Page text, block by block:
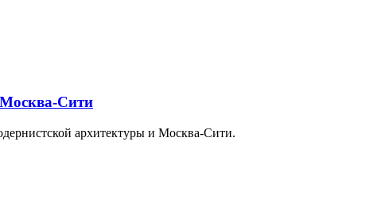
Сити
архитектуры и Москва-Сити.